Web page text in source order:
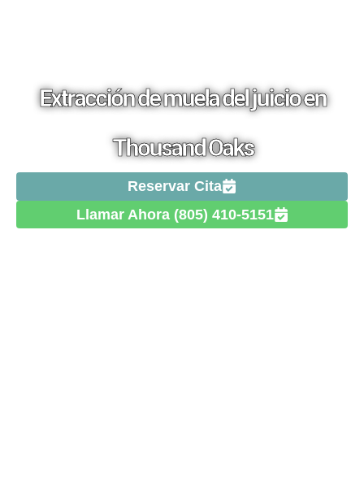
Extracción de muela del juicio en
Thousand Oaks
Reservar Cita
Llamar Ahora (805) 410-5151